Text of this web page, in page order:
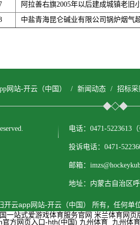
阿拉善右旗2005年以后建成城镇老旧
中盐青海昆仑碱业有限公司锅炉烟气
网站-开云（中国） / 新闻动态 / 招标采
电话：0471-5223613（
投诉电话：0471-
邮箱：
地址：内蒙古自治区
开云app网站-开云（中国） 所有，任何单
一站式爱游戏体育服务官网 米兰体育网页
官方网页入口-hth(中国) 九州体育_九州体